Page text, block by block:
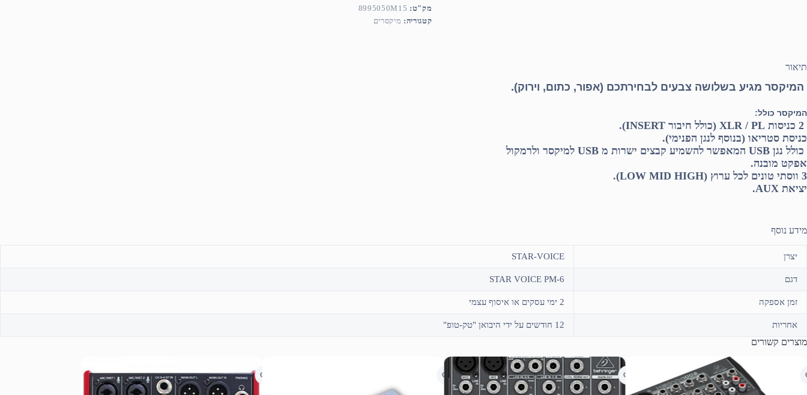
מק"ט: 8995050M15
קטגוריה: מיקסרים
תיאור
המיקסר מגיע בשלושה צבעים לבחירתכם (אפור, כתום, וירוק).
המיקסר כולל:
כניסת סטריאו (בנוסף לנגן הפנימי).
כולל נגן USB המאפשר להשמיע קבצים ישרות מ USB למיקסר ולרמקול
אפקט מובנה.
3 ווסתי טונים לכל ערוץ (LOW MID HIGH).
יציאת AUX.
מידע נוסף
יצרן STAR-VOICE
דגם STAR VOICE PM-6
זמן אספקה 2 ימי עסקים או איסוף עצמי
אחריות 12 חודשים על ידי היבואן "טק-טופ"
מוצרים קשורים